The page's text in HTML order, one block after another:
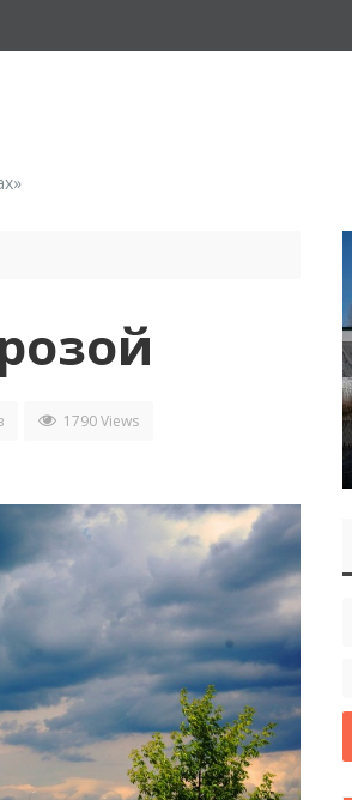
1790 Views